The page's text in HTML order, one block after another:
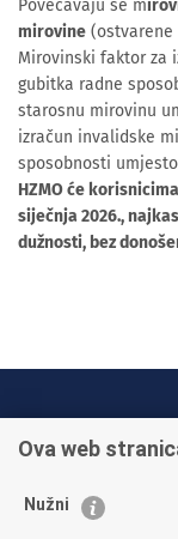
Povećavaju se m
mirovine (ostvarene
Mirovinski faktor za
gubitka radne
starosnu mirovinu
izračun invalidske
sposobnosti
HZMO će
siječnja 2026.,
dužnosti, bez
Ova web
Nužni